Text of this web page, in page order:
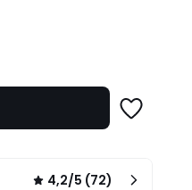
Ajouter
4,2/5 (72)